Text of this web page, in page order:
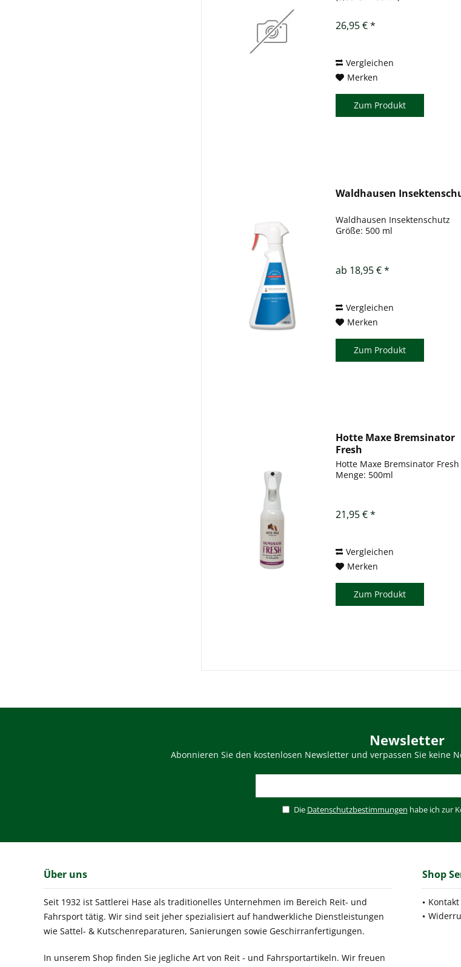
26,95 € *
Vergleichen
Merken
Zum Produkt
Waldhausen
Waldhausen Insektenschutz
Größe: 500 ml
ab 18,95 € *
Vergleichen
Merken
Zum Produkt
Hotte Maxe Bremsinator
Fresh
Hotte Maxe Bremsinator Fresh
Menge: 500ml
21,95 € *
Vergleichen
Merken
Zum Produkt
Newsletter
Abonnieren Sie den kostenlosen Newsletter und verpassen Sie keine
Die Datenschutzbestimmungen habe ich zur
Über uns
Seit 1932 ist Sattlerei Hase als traditionelles Unternehmen im Bereich Reit- und
Fahrsport tätig. Wir sind seit jeher spezialisiert auf handwerkliche Dienstleistungen
wie Sattel- & Kutschenreparaturen, Sanierungen sowie Geschirranfertigungen.
In unserem Shop finden Sie jegliche Art von Reit - und Fahrsportartikeln. Wir freuen
Shop
Kontakt